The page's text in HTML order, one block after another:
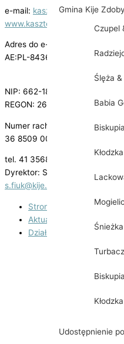
Gmina Kije
Czupel
Ślęża
Babia
Turbacz
Udostępnienie
e-mail: kasztelania@kije.pl
www.kasztelania.kije.pl
Adres do e-Doręczeń
AE:PL-84364-49949-CIDHT-
NIP: 662-18-17-522
REGON: 260610688
Numer rachunku bankowego:
36 8509 0002 2003 0015 2523
tel. 41 3568602
Dyrektor: Sylwester Fiuk
s.fiuk@kije.pl
Strona główna
Aktualności
Działalność
Teatr